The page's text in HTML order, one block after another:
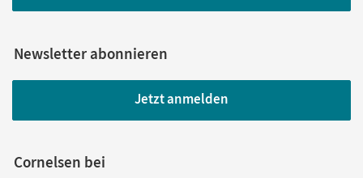
Newsletter abonnieren
Jetzt anmelden
Cornelsen bei